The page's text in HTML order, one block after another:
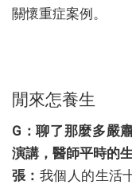
關懷重症案例。
閒來怎養生
G：聊了那麼多嚴
演講，醫師平時的
張： 我個人的生活